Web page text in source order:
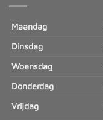
Maandag
Dinsdag
Woensdag
Donderdag
Vrijdag